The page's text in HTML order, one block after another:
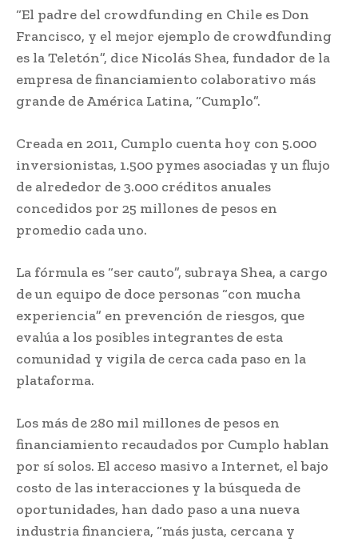
“El padre del crowdfunding en Chile es Don
Francisco, y el mejor ejemplo de crowdfunding
es la Teletón”, dice Nicolás Shea, fundador de la
empresa de financiamiento colaborativo más
grande de América Latina, “Cumplo”.
Creada en 2011, Cumplo cuenta hoy con 5.000
inversionistas, 1.500 pymes asociadas y un flujo
de alrededor de 3.000 créditos anuales
concedidos por 25 millones de pesos en
promedio cada uno.
La fórmula es “ser cauto”, subraya Shea, a cargo
de un equipo de doce personas “con mucha
experiencia” en prevención de riesgos, que
evalúa a los posibles integrantes de esta
comunidad y vigila de cerca cada paso en la
plataforma.
Los más de 280 mil millones de pesos en
financiamiento recaudados por Cumplo hablan
por sí solos. El acceso masivo a Internet, el bajo
costo de las interacciones y la búsqueda de
oportunidades, han dado paso a una nueva
industria financiera, “más justa, cercana y